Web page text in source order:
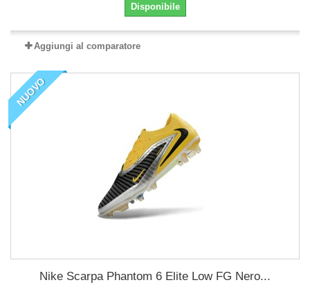
Disponibile
Aggiungi al comparatore
NUOVO
Nike Scarpa Phantom 6 Elite Low FG Nero...